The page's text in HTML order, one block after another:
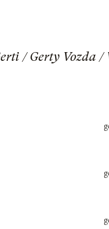
/ Gerty Vozda /